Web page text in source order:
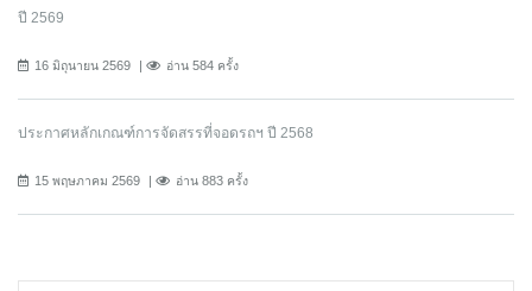
ปี 2569
16 มิถุนายน 2569 อ่าน 584 ครั้ง
ประกาศหลักเกณฑ์การจัดสรรที่จอดรถฯ ปี 2568
15 พฤษภาคม 2569 อ่าน 883 ครั้ง